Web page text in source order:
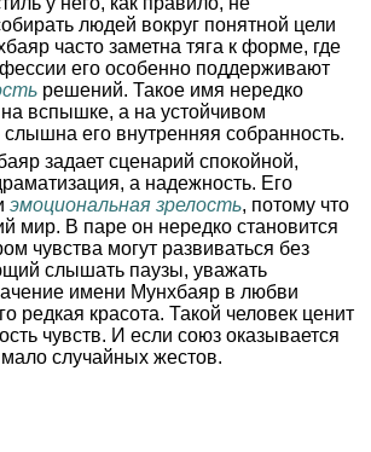
людей вокруг понятной цели
часто заметна тяга к форме, где
его особенно поддерживают
решений. Такое имя нередко
вспышке, а на устойчивом
его внутренняя собранность.
задает сценарий спокойной,
а надежность. Его
эмоциональная зрелость, потому что
мир. В паре он нередко становится
чувства могут развиваться без
слышать паузы, уважать
имени Мунхбаяр в любви
редкая красота. Такой человек ценит
чувств. И если союз оказывается
случайных жестов.